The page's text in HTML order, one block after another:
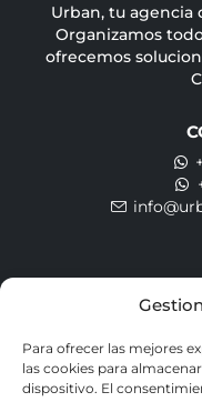
Para ofrecer las mejores
las cookies para
dispositivo. El
Urban, tu agencia
Organizamos
ofrecemos
SUSCRÍBETE